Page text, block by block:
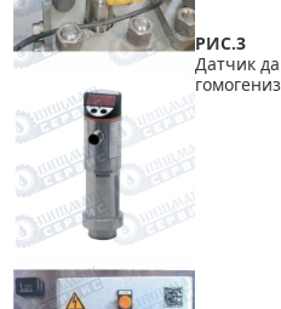
РИС.3
Датчик